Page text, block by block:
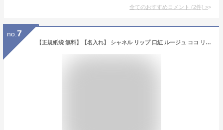
全てのおすすめコメント (2件) >
no. 7
【正規紙袋 無料】【名入れ】 シャネル リップ 口紅 ルージュ ココ リップスティックリップ 化粧品 スティック シャネルコスメ 落ちにくい レディース ROUGE COCO CHANEL 正規品 ブランド 新品 2024年 ギフト 誕生日プレゼント 通販 ギフト プレゼント 初売り